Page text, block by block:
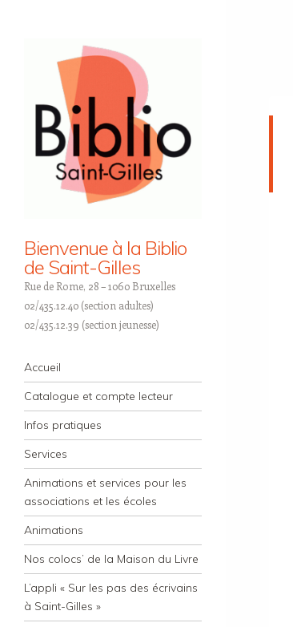
Bienvenue à la Biblio
de Saint-Gilles
Rue de Rome, 28 – 1060 Bruxelles
02/435.12.40 (section adultes)
02/435.12.39 (section jeunesse)
Navigation
Skip to content
Accueil
Catalogue et compte lecteur
Infos pratiques
Services
Animations et services pour les
associations et les écoles
Animations
Nos colocs’ de la Maison du Livre
L’appli « Sur les pas des écrivains
à Saint-Gilles »